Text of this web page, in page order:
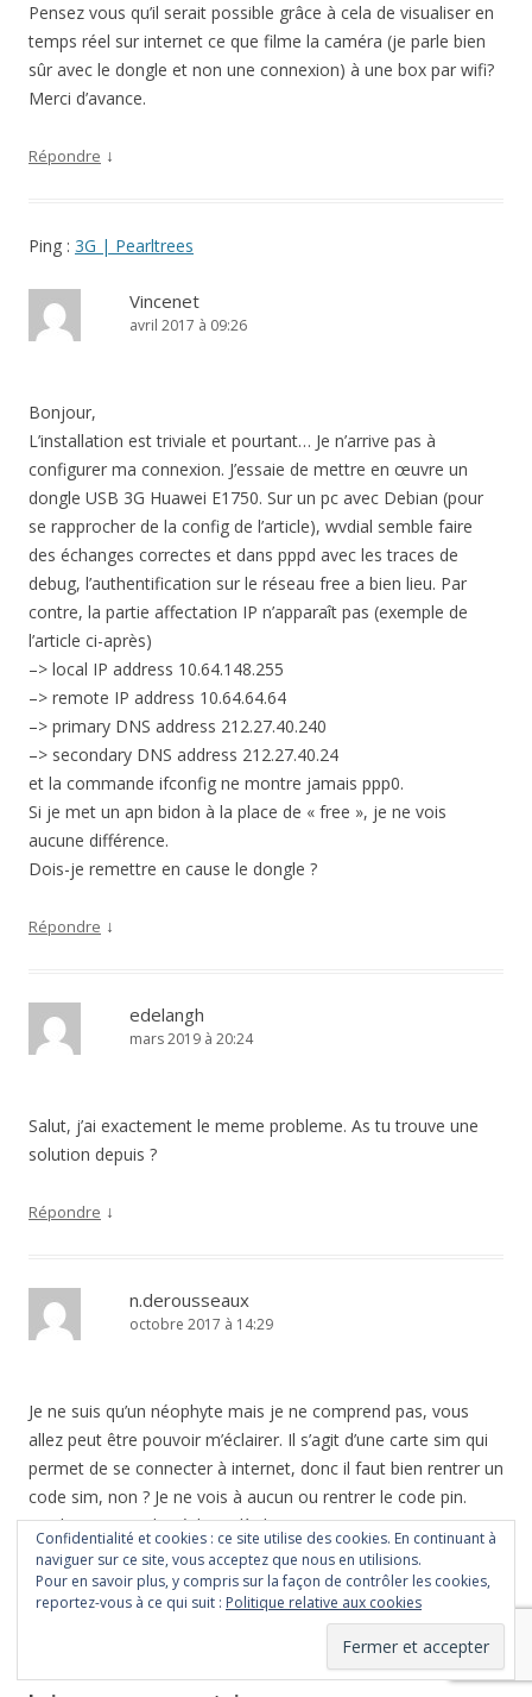
Pensez vous qu’il serait possible grâce à cela de visualiser en
temps réel sur internet ce que filme la caméra (je parle bien
sûr avec le dongle et non une connexion) à une box par wifi?
Merci d’avance.
Répondre ↓
Ping : 3G | Pearltrees
Vincenet
avril 2017 à 09:26
Bonjour,
L’installation est triviale et pourtant… Je n’arrive pas à
configurer ma connexion. J’essaie de mettre en œuvre un
dongle USB 3G Huawei E1750. Sur un pc avec Debian (pour
se rapprocher de la config de l’article), wvdial semble faire
des échanges correctes et dans pppd avec les traces de
debug, l’authentification sur le réseau free a bien lieu. Par
contre, la partie affectation IP n’apparaît pas (exemple de
l’article ci-après)
–> local IP address 10.64.148.255
–> remote IP address 10.64.64.64
–> primary DNS address 212.27.40.240
–> secondary DNS address 212.27.40.24
et la commande ifconfig ne montre jamais ppp0.
Si je met un apn bidon à la place de « free », je ne vois
aucune différence.
Dois-je remettre en cause le dongle ?
Répondre ↓
edelangh
mars 2019 à 20:24
Salut, j’ai exactement le meme probleme. As tu trouve une
solution depuis ?
Répondre ↓
n.derousseaux
octobre 2017 à 14:29
Je ne suis qu’un néophyte mais je ne comprend pas, vous
allez peut être pouvoir m’éclairer. Il s’agit d’une carte sim qui
permet de se connecter à internet, donc il faut bien rentrer un
code sim, non ? Je ne vois à aucun ou rentrer le code pin.
Quelqu’un peut-il m’éclairer là dessus ?
Répondre ↓
Confidentialité et cookies : ce site utilise des cookies. En continuant à
naviguer sur ce site, vous acceptez que nous en utilisions.
Pour en savoir plus, y compris sur la façon de contrôler les cookies,
reportez-vous à ce qui suit : Politique relative aux cookies